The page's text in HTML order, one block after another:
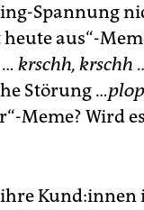
Spannung
aus“-
krschh, krschh
Störung …
Meme? Wird
Kund:innen